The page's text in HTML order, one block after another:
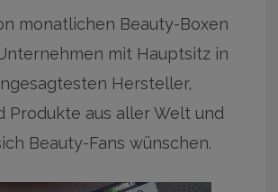
monatlichen Beauty-Boxen
mit Hauptsitz in
Hersteller,
Produkte aus aller Welt und
Beauty-Fans wünschen.